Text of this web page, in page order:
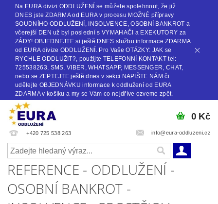
Na EURA divizi ODDLUŽENÍ se můžete spolehnout, že již
DNES jste ZDARMA od EURA v procesu MOŽNÉ přípravy
SOUDNÍHO ODDLUŽENÍ, INSOLVENCE, OSOBNÍ BANKROT a
včerejší DEN už byl poslední s VYMAHAČI a EXEKUTORY za
ZÁDY! OBJEDNEJTE si ještě DNES službu informace ZDARMA
od EURA divize ODDLUŽENÍ. Pro Vaše OTÁZKY: JAK se
RYCHLE ODDLUŽIT?, použijte TELEFONNÍ KONTAKT tel:
725538263, SMS, VIBER, WHATSAPP, MESSENGER, CHAT,
nebo se ZEPTEJTE ještě dnes v sekci NAPIŠTE NÁM či
udělejte OBJEDNÁVKU informace k oddlužení od EURA
ZDARMA v košíku a my se Vám co nejdříve ozveme zpět.
+420 725 538 263 info@eura-oddluzeni.cz
0 Kč
REFERENCE - ODDLUŽENÍ -
OSOBNÍ BANKROT -